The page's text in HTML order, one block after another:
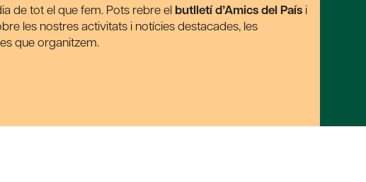
de tot el que fem. Pots rebre el butlletí d’Amics del País i
les nostres activitats i notícies destacades, les
que organitzem.